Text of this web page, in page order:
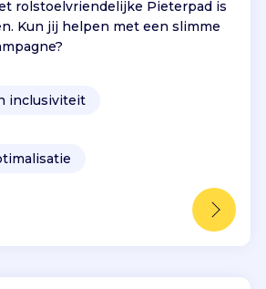
rolstoelvriendelijke Pieterpad is
Kun jij helpen met een slimme
inclusiviteit